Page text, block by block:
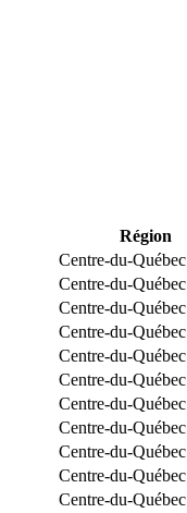
Région
Centre-du-Québec
Centre-du-Québec
Centre-du-Québec
Centre-du-Québec
Centre-du-Québec
Centre-du-Québec
Centre-du-Québec
Centre-du-Québec
Centre-du-Québec
Centre-du-Québec
Centre-du-Québec